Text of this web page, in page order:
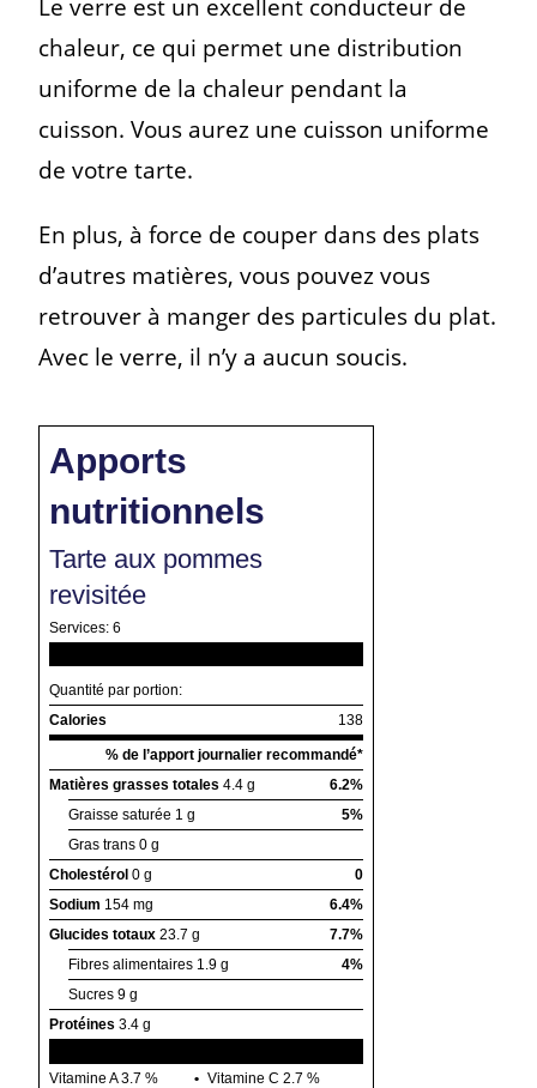
Le verre est un excellent conducteur de
chaleur, ce qui permet une distribution
uniforme de la chaleur pendant la
cuisson. Vous aurez une cuisson uniforme
de votre tarte.
En plus, à force de couper dans des plats
d’autres matières, vous pouvez vous
retrouver à manger des particules du plat.
Avec le verre, il n’y a aucun soucis.
Apports
nutritionnels
Tarte aux pommes
revisitée
Services:6
Quantité par portion:
Calories
138
% de l’apport journalier recommandé*
Matières grasses totales 4.4 g
6.2%
Graisse saturée 1 g
5%
Gras trans0 g
Cholestérol 0 g
0
Sodium 154 mg
6.4%
Glucides totaux 23.7 g
7.7%
Fibres alimentaires 1.9 g
4%
Sucres9 g
Protéines 3.4 g
Vitamine A3.7 % Vitamine C2.7 %